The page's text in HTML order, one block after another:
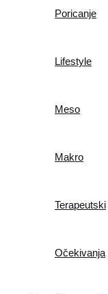
Poricanje
Lifestyle
Meso
Makro
Terapeutski
Očekivanja